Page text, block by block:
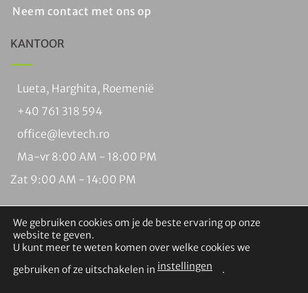
Neem contact met ons op
KANTOOR
Lueta, Harghita, Roemenië
+40 761 318 594
office@levtech.ro
Ma-vr 8:00 AM - 18:00 PM
Zat 9:00 AM - 14:00 PM
Visa PayPal MasterCardRembours
We gebruiken cookies om je de beste ervaring op onze
website te geven.
U kunt meer te weten komen over welke cookies we
gebruiken of ze uitschakelen in instellingen .